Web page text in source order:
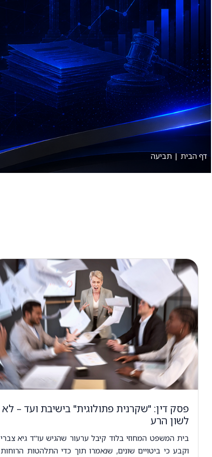
אודות תחומי עיסוק
דף הבית|תביעה
פסק דין: "שקרנית פתולוגית" בישיבת ועד – לא
לשון הרע
בית המשפט המחוזי בלוד קיבל ערעור שהגיש עו"ד גיא צברי
וקבע כי ביטויים שונים, שנאמרו תוך כדי התלהטות הרוחות